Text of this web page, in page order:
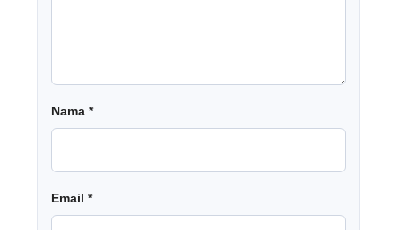
Nama *
Email *